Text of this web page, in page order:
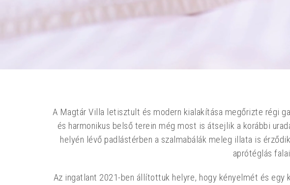
A Magtár Villa letisztult és modern kialakítása megőrizte régi
és harmonikus belső terein még most is átsejlik a korábbi
helyén lévő padlástérben a szalmabálák meleg illata is
aprótéglás
Az ingatlant 2021-ben állítottuk helyre, hogy kényelmét és